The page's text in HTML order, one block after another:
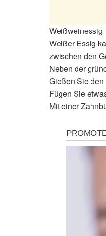
Weißweinessig
Weißer Essig
zwischen den
Neben der
Gießen Sie den
Fügen Sie
Mit einer